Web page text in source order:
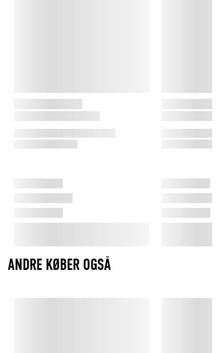
ANDRE KØBER OGSÅ